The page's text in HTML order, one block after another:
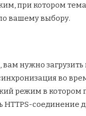
при котором
вашему выбору.
нужно
во
режим в котором
соединение